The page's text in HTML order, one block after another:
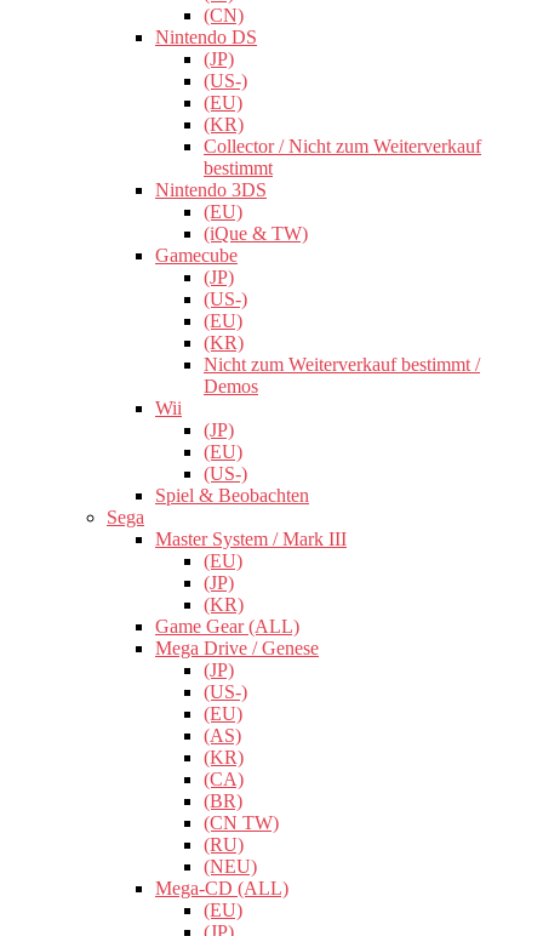
(CN)
Nintendo DS
(JP)
(US-)
(EU)
(KR)
Collector / Nicht zum Weiterverkauf
bestimmt
Nintendo 3DS
(EU)
(iQue & TW)
Gamecube
(JP)
(US-)
(EU)
(KR)
Nicht zum Weiterverkauf bestimmt /
Demos
Wii
(JP)
(EU)
(US-)
Spiel & Beobachten
Sega
Master System / Mark III
(EU)
(JP)
(KR)
Game Gear (ALL)
Mega Drive / Genese
(JP)
(US-)
(EU)
(AS)
(KR)
(CA)
(BR)
(CN TW)
(RU)
(NEU)
Mega-CD (ALL)
(EU)